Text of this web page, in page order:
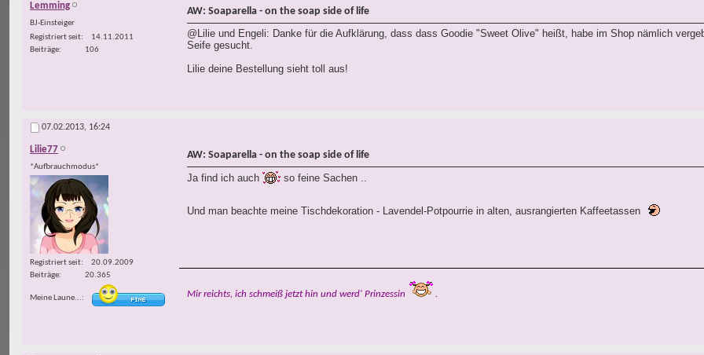
Lemming
BJ-Einsteiger
Registriert seit
14.11.2011
Beiträge
106
AW: Soaparella - on the soap side of life
@Lilie und Engeli: Danke für die Aufklärung, dass dass Goodie "Sweet Olive" heißt, habe im Shop nämlich
Seife gesucht.
Lilie deine Bestellung sieht toll aus!
07.02.2013, 16:24
Lilie77
*Aufbrauchmodus*
Registriert seit
20.09.2009
Beiträge
20.365
Meine Laune...
AW: Soaparella - on the soap side of life
Ja find ich auch
so feine Sachen ..
Und man beachte meine Tischdekoration - Lavendel-Potpourrie in alten, ausrangierten Kaffeetassen
Mir reichts, ich schmeiß jetzt hin und werd' Prinzessin .